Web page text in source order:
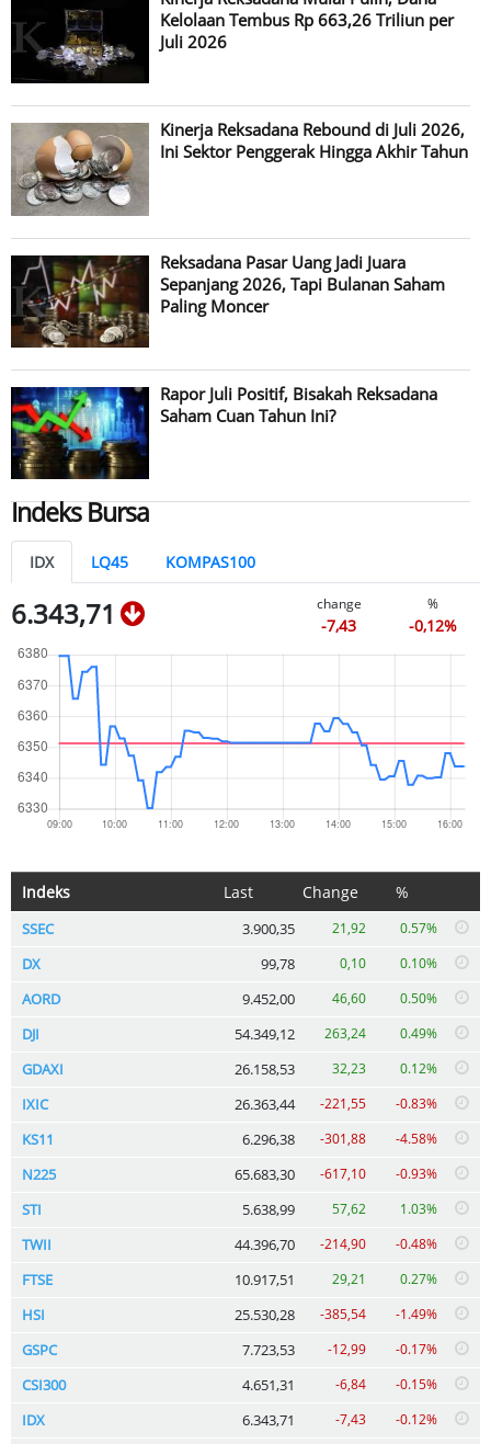
Kelolaan Tembus Rp 663,26 Triliun per
Juli 2026
Kinerja Reksadana Rebound di Juli 2026,
Ini Sektor Penggerak Hingga Akhir Tahun
Reksadana Pasar Uang Jadi Juara
Sepanjang 2026, Tapi Bulanan Saham
Paling Moncer
Rapor Juli Positif, Bisakah Reksadana
Saham Cuan Tahun Ini?
Indeks Bursa
IDX LQ45 KOMPAS100
6.343,71 change
-7,43
%
-0,12%
Indeks Last Change %
SSEC 3.900,35 21,92 0.57%
DX 99,78 0,10 0.10%
AORD 9.452,00 46,60 0.50%
DJI 54.349,12 263,24 0.49%
GDAXI 26.158,53 32,23 0.12%
IXIC 26.363,44 -221,55 -0.83%
KS11 6.296,38 -301,88 -4.58%
N225 65.683,30 -617,10 -0.93%
STI 5.638,99 57,62 1.03%
TWII 44.396,70 -214,90 -0.48%
FTSE 10.917,51 29,21 0.27%
HSI 25.530,28 -385,54 -1.49%
GSPC 7.723,53 -12,99 -0.17%
CSI300 4.651,31 -6,84 -0.15%
IDX 6.343,71 -7,43 -0.12%